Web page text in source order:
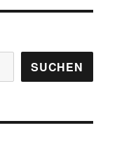
SUCHEN